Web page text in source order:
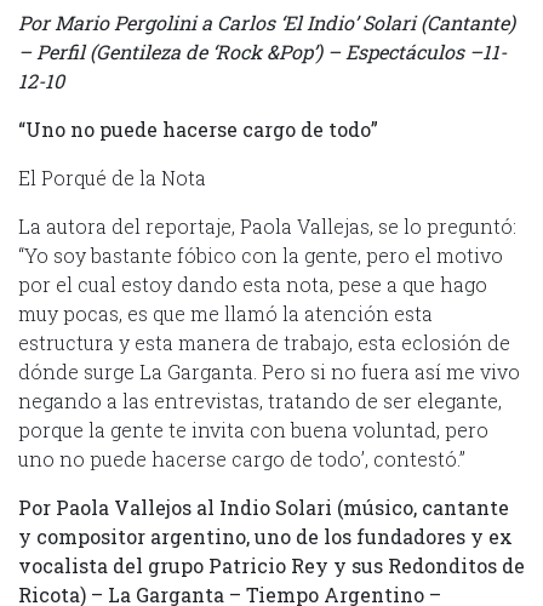
Por Mario Pergolini a Carlos ‘El Indio’ Solari (Cantante)
– Perfil (Gentileza de ‘Rock &Pop’) – Espectáculos –11-
12-10
“Uno no puede hacerse cargo de todo”
El Porqué de la Nota
La autora del reportaje, Paola Vallejas, se lo preguntó:
“Yo soy bastante fóbico con la gente, pero el motivo
por el cual estoy dando esta nota, pese a que hago
muy pocas, es que me llamó la atención esta
estructura y esta manera de trabajo, esta eclosión de
dónde surge La Garganta. Pero si no fuera así me vivo
negando a las entrevistas, tratando de ser elegante,
porque la gente te invita con buena voluntad, pero
uno no puede hacerse cargo de todo’, contestó.”
Por Paola Vallejos al Indio Solari (músico, cantante
y compositor argentino, uno de los fundadores y ex
vocalista del grupo Patricio Rey y sus Redonditos de
Ricota) – La Garganta – Tiempo Argentino –